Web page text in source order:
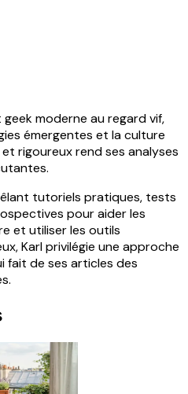
geek moderne au regard vif,
émergentes et la culture
rigoureux rend ses analyses
tutoriels pratiques, tests
pour aider les
et utiliser les outils
Karl privilégie une approche
fait de ses articles des